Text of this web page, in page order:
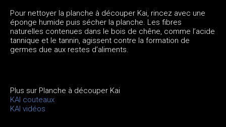
Pour nettoyer la planche à découper Kai, rincez avec une
éponge humide puis sécher la planche. Les fibres
naturelles contenues dans le bois de chêne, comme l’acide
tannique et le tannin, agissent contre la formation de
germes due aux restes d’aliments.
Plus sur Planche à découper Kai
KAI couteaux
KAI vidéos